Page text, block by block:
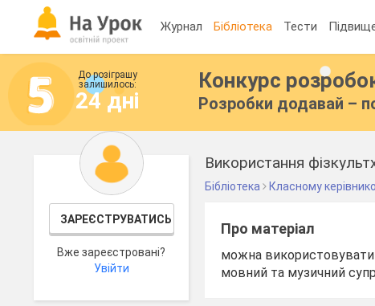
Журнал Бібліотека Тести
До розіграшу
залишилось:
24 дні
Конкурс
Розробки додавай –
ЗАРЕЄСТРУВАТИСЬ
Вже зареєстровані?
Увійти
Використання
Бібліотека Класному
Про матеріал
можна використовувати
мовний та музичний